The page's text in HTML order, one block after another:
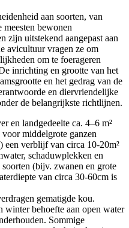
aan soorten, van
bewonen
zijn uitstekend aangepast aan
avicultuur vragen ze om
om te foerageren
inrichting en grootte van het
en het gedrag van de
en diervriendelijke
de belangrijkste richtlijnen.
en landgedeelte ca. 4–6 m²
middelgrote ganzen
een verblijf van circa 10-20m²
schaduwplekken en
(bijv. zwanen en grote
van circa 30-60cm is
gematigde kou.
winter behoefte aan open water
Sommige